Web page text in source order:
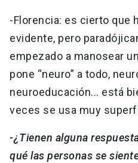
-Florencia: es cierto que
evidente, pero
empezado a manosear
pone “neuro” a todo,
neuroeducación... está
veces se usa muy
-¿Tienen alguna
qué las personas se